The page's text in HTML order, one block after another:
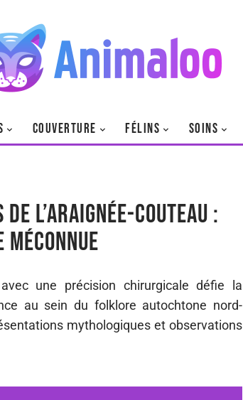
COUVERTURE FÉLINS SOINS
de l’araignée-couteau :
une précision chirurgicale défie la
au sein du folklore autochtone nord-
mythologiques et observations